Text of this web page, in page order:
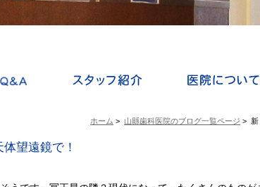
ホーム > 山縣歯科医院のブログ一覧ページ >
望遠鏡で！